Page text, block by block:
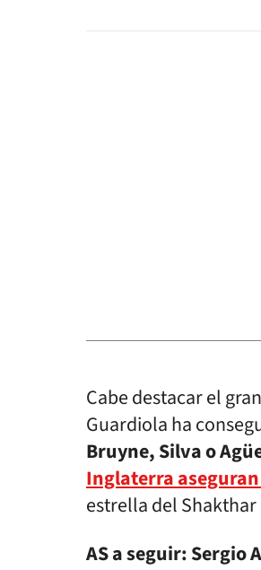
Cabe destacar el
Guardiola ha
Bruyne, Silva o
Inglaterra
estrella del
AS a seguir: Sergio